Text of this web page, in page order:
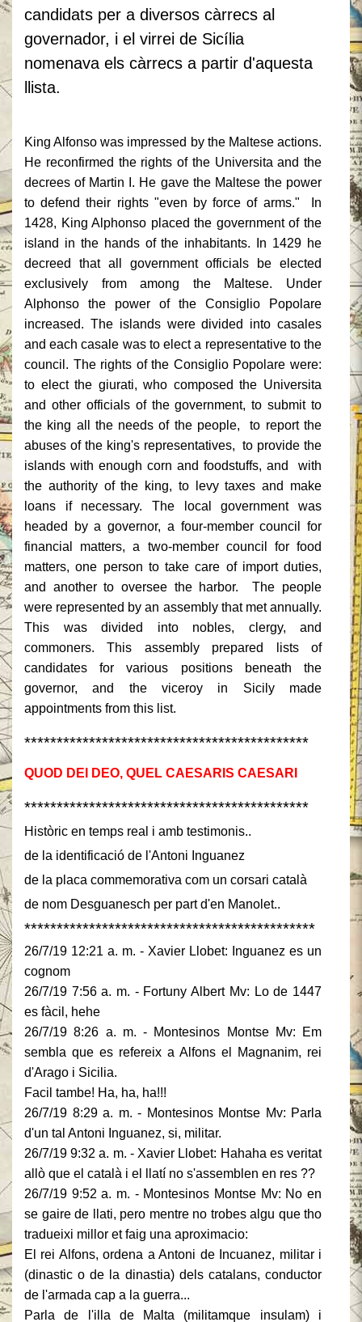
candidats per a diversos càrrecs al
governador, i el virrei de Sicília
nomenava els càrrecs a partir d'aquesta
llista.
King Alfonso was impressed by the Maltese actions.
He reconfirmed the rights of the Universita and the
decrees of Martin I. He gave the Maltese the power
to defend their rights "even by force of arms." In
1428, King Alphonso placed the government of the
island in the hands of the inhabitants. In 1429 he
decreed that all government officials be elected
exclusively from among the Maltese. Under
Alphonso the power of the Consiglio Popolare
increased. The islands were divided into casales
and each casale was to elect a representative to the
council. The rights of the Consiglio Popolare were:
to elect the giurati, who composed the Universita
and other officials of the government, to submit to
the king all the needs of the people, to report the
abuses of the king's representatives, to provide the
islands with enough corn and foodstuffs, and with
the authority of the king, to levy taxes and make
loans if necessary. The local government was
headed by a governor, a four-member council for
financial matters, a two-member council for food
matters, one person to take care of import duties,
and another to oversee the harbor. The people
were represented by an assembly that met annually.
This was divided into nobles, clergy, and
commoners. This assembly prepared lists of
candidates for various positions beneath the
governor, and the viceroy in Sicily made
appointments from this list.
********************************************
QUOD DEI DEO, QUEL CAESARIS CAESARI
********************************************
Històric en temps real i amb testimonis..
de la identificació de l'Antoni Inguanez
de la placa commemorativa com un corsari català
de nom Desguanesch per part d'en Manolet..
*********************************************
26/7/19 12:21 a. m. - Xavier Llobet: Inguanez es un
cognom
26/7/19 7:56 a. m. - Fortuny Albert Mv: Lo de 1447
es fàcil, hehe
26/7/19 8:26 a. m. - Montesinos Montse Mv: Em
sembla que es refereix a Alfons el Magnanim, rei
d'Arago i Sicilia.
Facil tambe! Ha, ha, ha!!!
26/7/19 8:29 a. m. - Montesinos Montse Mv: Parla
d'un tal Antoni Inguanez, si, militar.
26/7/19 9:32 a. m. - Xavier Llobet: Hahaha es veritat
allò que el català i el llatí no s'assemblen en res ??
26/7/19 9:52 a. m. - Montesinos Montse Mv: No en
se gaire de llati, pero mentre no trobes algu que tho
tradueixi millor et faig una aproximacio:
El rei Alfons, ordena a Antoni de Incuanez, militar i
(dinastic o de la dinastia) dels catalans, conductor
de l'armada cap a la guerra...
Parla de l'illa de Malta (militamque insulam) i